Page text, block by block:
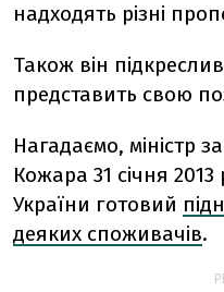
надходять різні
Також він
представить свою
Нагадаємо, міністр
Кожара 31 січня
України готовий
деяких споживачів.